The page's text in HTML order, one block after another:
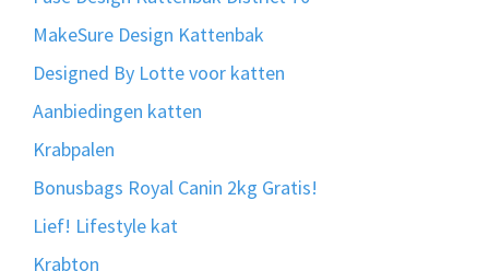
MakeSure Design Kattenbak
Designed By Lotte voor katten
Aanbiedingen katten
Krabpalen
Bonusbags Royal Canin 2kg Gratis!
Lief! Lifestyle kat
Krabton